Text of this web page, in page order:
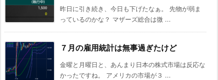
昨日に引き続き、今日も下げたなぁ。 先物が弱ま
っているのかな？ マザーズ総合は微 ...
７月の雇用統計は無事過ぎたけど
金曜と月曜日と、あんまり日本の株式市場は反応な
かったですね。 アメリカの市場が３ ...